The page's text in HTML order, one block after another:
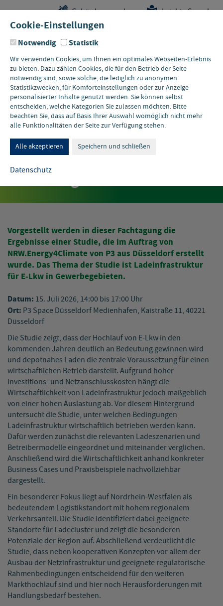
Kontakt
Gebärdensprache Leichte Sprache
Tagung – Ladeinfrastruktur
für E-Lkw in
Gewerbegebieten
Vorgestellt werden in dieser Fachtagung die
Ergebnisse einer Studie, die im Auftrag von
NRW.Energy4Climate von P3 aus Düsseldorf erstellt
wurde. Das Thema der Studie ist Ladeinfrastruktur
für E-Lkw in Gewerbegebieten.
Datum: 15. Juli 2026, 14:00 bis 17:00 Uhr
Ort: P3 Space Düsseldorf Medienhafen, Kaistraße 11, 40221
Düsseldorf
Die Studie zeigt, dass der Hochlauf von E-Lkw in den
kommenden Jahren deutlich an Bedeutung gewinnen wird
und depotnahes Laden die zentrale Voraussetzung für einen
wirtschaftlichen Betrieb darstellt. Aufgrund hoher
Investitions- und Netzanschlusskosten hängt die
Wirtschaftlichkeit von Ladeinfrastruktur jedoch maßgeblich
von einer hohen Auslastung ab. Vor diesem Hintergrund
untersucht die Studie, unter welchen Bedingungen
Ladeinfrastruktur wirtschaftlich betrieben werden kann.
Dafür werden zunächst die relevanten Ladeszenarien und
Betreibermodelle eingeordnet und miteinander verglichen.
Anschließend wird die Wirtschaftlichkeit anhand konkreter
Business Cases und Praxisbeispiele nachvollziehbar
dargestellt.
Ein besonderer Fokus liegt auf Nordrhein-Westfalen als
bedeutendem Logistikstandort mit hohem regionalem
Verkehrsanteil. Die Studie identifiziert dabei geeignete
Standorte für Ladecluster und zeigt die besonderen
Potenziale der Region auf. Abschließend verdeutlicht die
Studie, dass neben kooperativen Konzepten vor allem der
Ausbau der Netzinfrastruktur und geeignete regulatorische
Rahmenbedingungen entscheidend für den weiteren
Markthochlauf sind und hier noch Herausforderungen mit
Handlungsbedarf bestehen.
Cookie-Einstellungen
Notwendig Statistik
Wir verwenden Cookies, um Ihnen ein optimales Webseiten-Erlebnis
zu bieten. Dazu zählen Cookies, die für den Betrieb der Seite
notwendig sind, sowie solche, die lediglich zu anonymen
Statistikzwecken, für Komforteinstellungen oder zur Anzeige
personalisierter Inhalte genutzt werden. Sie können selbst
entscheiden, welche Kategorien Sie zulassen möchten. Bitte
beachten Sie, dass auf Basis Ihrer Auswahl womöglich nicht mehr
alle Funktionalitäten der Seite zur Verfügung stehen.
Alle akzeptieren Speichern und schließen
Datenschutz